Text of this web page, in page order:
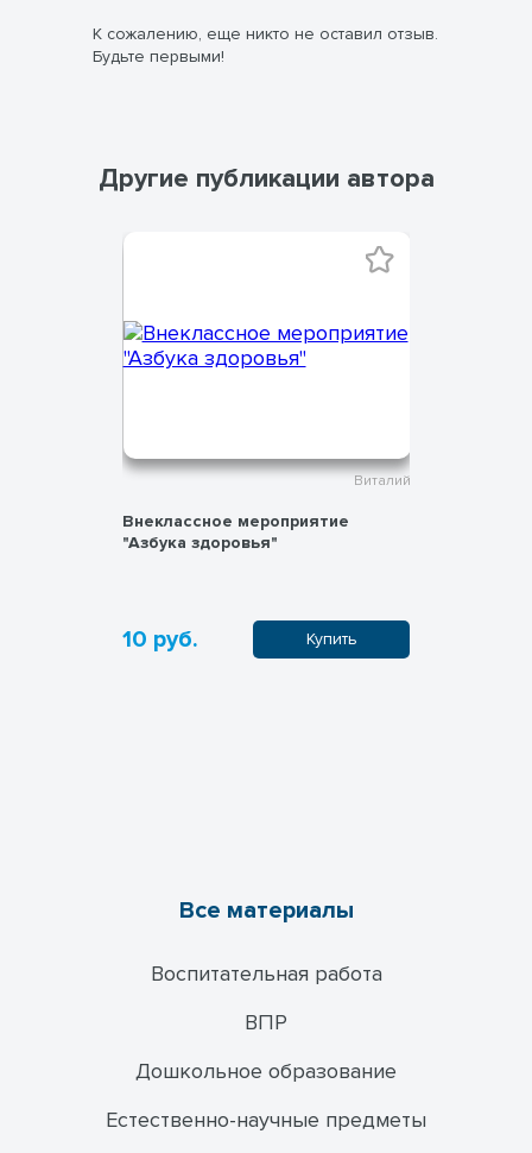
К сожалению, еще никто не оставил отзыв.
Будьте первыми!
Другие публикации автора
Виталий
Внеклассное мероприятие
"Азбука здоровья"
10 руб. Купить
Все материалы
Воспитательная работа
ВПР
Дошкольное образование
Естественно-научные предметы